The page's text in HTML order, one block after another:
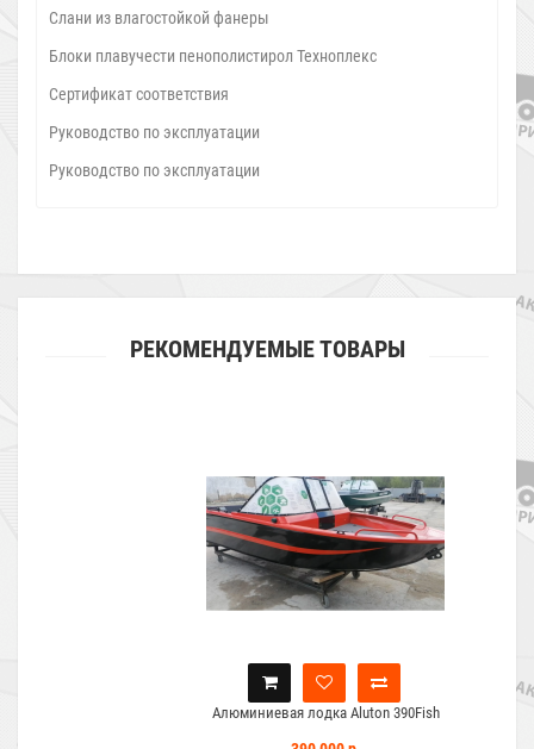
Слани из влагостойкой фанеры
Блоки плавучести пенополистирол Техноплекс
Сертификат соответствия
Руководство по эксплуатации
Руководство по эксплуатации
РЕКОМЕНДУЕМЫЕ ТОВАРЫ
Алюминиевая лодка Aluton 390Fish